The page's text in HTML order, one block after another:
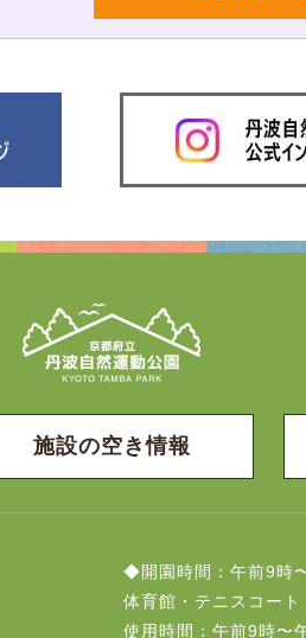
施設の空き情報
◆開園時間：午前9時
体育館・テニスコー
使用時間：午前9時〜